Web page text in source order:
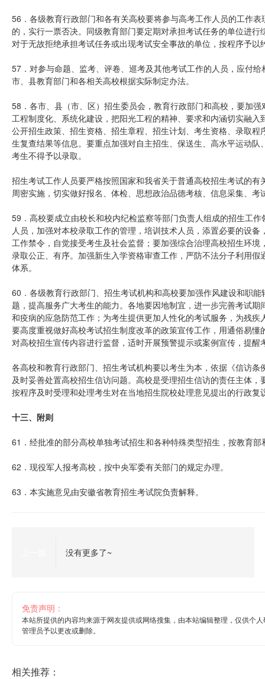
56．各级教育行政部门和各有关高校要将参与高考工作人员的工作
的，实行一票否决。同级教育部门要定期对承担考试任务的单位进
对于无故拒绝承担考试任务或出现考试安全事故的单位，按程序予以
57．对参与命题、监考、评卷、巡考及其他考试工作的人员，应付
市、县教育部门和各相关高校根据实际制定办法。
58．各市、县（市、区）招生委员会，教育行政部门和高校，要加
工程制度化、系统化建设，把阳光工程的精神、要求和内涵切实融
公开招生政策、招生资格、招生章程、招生计划、考生资格、录取
生复查结果等信息。要重点加强对自主招生、保送生、高水平运动
考生不得予以录取。
招生考试工作人员要严格按照国家和我省关于普通高校招生考试的
周密实施，切实做好报名、体检、思想政治品德考核、信息采集、
59．高校要成立由校长和校内纪检监察等部门负责人组成的招生工
人员，加强对本校录取工作的管理，培训技术人员，添置必要的设
工作禁令，自觉接受考生及社会监督；要加强综合治理高校招生环
录取公正、有序。加强新生入学资格审查工作，严防不法分子利用
体系。
60．各级教育行政部门、招生考试机构和高校要加强作风建设和职
题，提高服务广大考生的能力。各地要因地制宜，进一步完善考试
和疫病的应急防范工作；为考生提供更加人性化的考试服务，为残
要高度重视做好高校考试招生制度改革的政策宣传工作，用通俗易
对高校招生宣传内容进行监督，适时开展预警提示或案例宣传，提
各高校和教育行政部门、招生考试机构要以考生为本，依据《信访
及时妥善处置高校招生信访问题。高校是受理招生信访的责任主体
按程序及时受理和处理考生对在当地招生院校处理意见提出的行政复
十三、附则
61．经批准的部分高校单独考试招生和各种特殊类型招生，按教育
62．现役军人报考高校，按中央军委有关部门的规定办理。
63．本实施意见由安徽省教育招生考试院负责解释。
没有更多了~
免责声明：
本站所提供的内容均来源于网友提供或网络搜集，由本站编辑整理，仅供个
管理员予以更改或删除。
相关推荐：